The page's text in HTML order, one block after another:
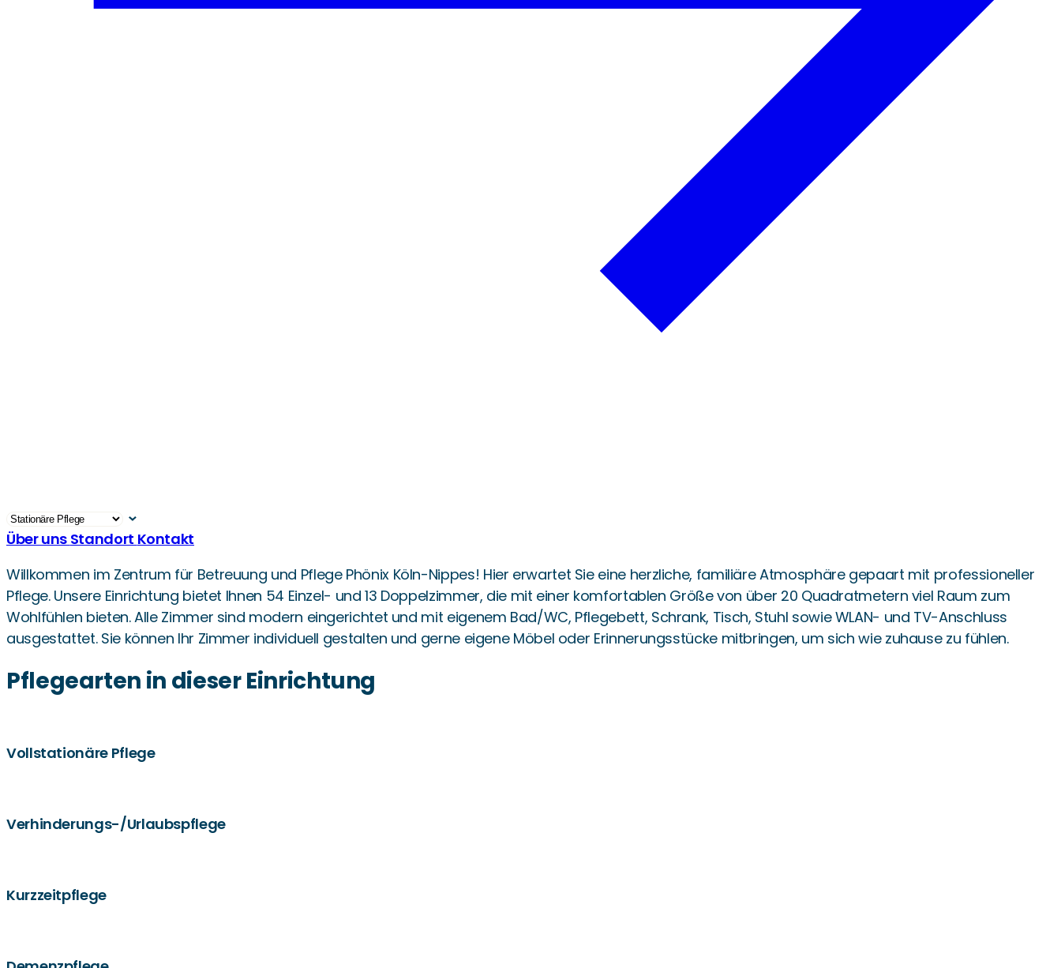
Über uns Standort Kontakt
Willkommen im Zentrum für Betreuung und Pflege Phönix Köln-Nippes! Hier erwartet Sie eine herzliche, familiäre Atmosphäre gepaart mit professioneller
Pflege. Unsere Einrichtung bietet Ihnen 54 Einzel- und 13 Doppelzimmer, die mit einer komfortablen Größe von über 20 Quadratmetern viel Raum zum
Wohlfühlen bieten. Alle Zimmer sind modern eingerichtet und mit eigenem Bad/WC, Pflegebett, Schrank, Tisch, Stuhl sowie WLAN- und TV-Anschluss
ausgestattet. Sie können Ihr Zimmer individuell gestalten und gerne eigene Möbel oder Erinnerungsstücke mitbringen, um sich wie zuhause zu fühlen.
Pflegearten in dieser Einrichtung
Vollstationäre Pflege
Verhinderungs-/Urlaubspflege
Kurzzeitpflege